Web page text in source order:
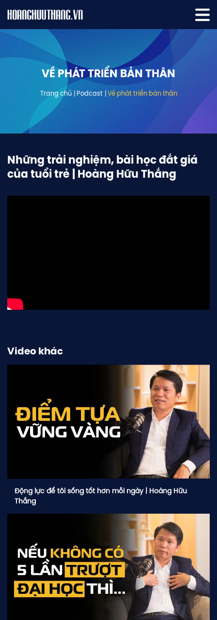
VỀ PHÁT TRIỂN BẢN THÂN
Trang chủ Podcast Về phát triển bản thân
Những trải nghiệm, bài học đắt giá
của tuổi trẻ | Hoàng Hữu Thắng
Video khác
Động lực để tôi sống tốt hơn mỗi ngày | Hoàng Hữu
Thắng